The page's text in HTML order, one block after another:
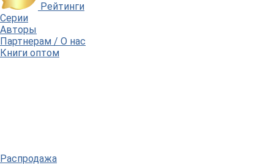
Рейтинги
Серии
Авторы
Партнерам / О нас
Книги оптом
Распродажа